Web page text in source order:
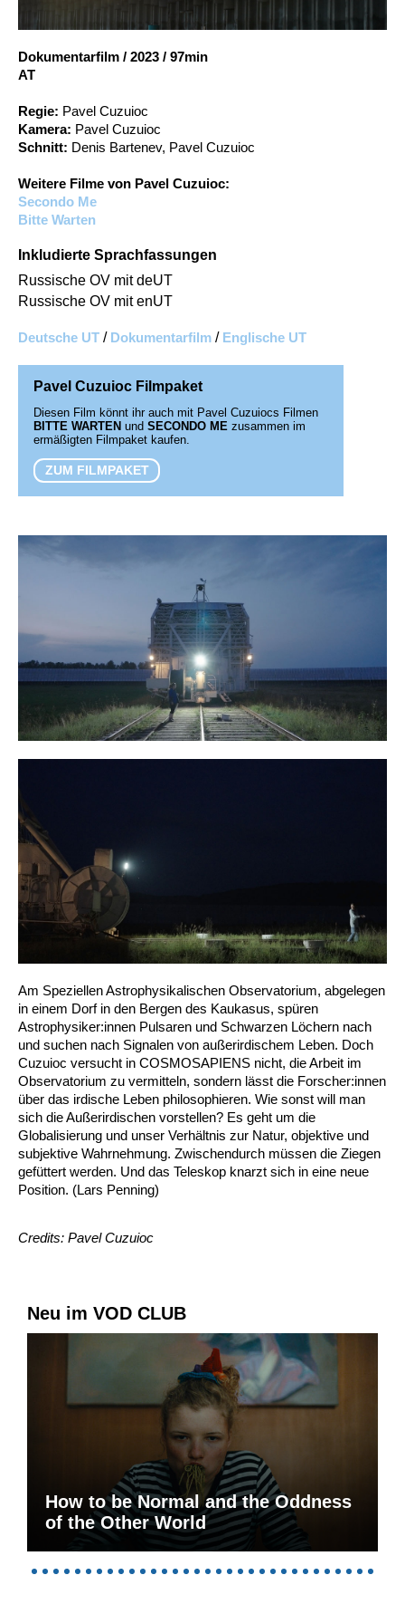
Account
Dokumentarfilm / 2023 / 97min
AT
Regie: Pavel Cuzuioc
Kamera: Pavel Cuzuioc
Schnitt: Denis Bartenev, Pavel Cuzuioc
Weitere Filme von Pavel Cuzuioc:
Secondo Me
Bitte Warten
Inkludierte Sprachfassungen
Russische OV mit deUT
Russische OV mit enUT
Deutsche UT / Dokumentarfilm / Englische UT
Pavel Cuzuioc Filmpaket
Diesen Film könnt ihr auch mit Pavel Cuzuiocs Filmen
BITTE WARTEN und SECONDO ME zusammen im
ermäßigten Filmpaket kaufen.
ZUM FILMPAKET
Am Speziellen Astrophysikalischen Observatorium, abgelegen
in einem Dorf in den Bergen des Kaukasus, spüren
Astrophysiker:innen Pulsaren und Schwarzen Löchern nach
und suchen nach Signalen von außerirdischem Leben. Doch
Cuzuioc versucht in COSMOSAPIENS nicht, die Arbeit im
Observatorium zu vermitteln, sondern lässt die Forscher:innen
über das irdische Leben philosophieren. Wie sonst will man
sich die Außerirdischen vorstellen? Es geht um die
Globalisierung und unser Verhältnis zur Natur, objektive und
subjektive Wahrnehmung. Zwischendurch müssen die Ziegen
gefüttert werden. Und das Teleskop knarzt sich in eine neue
Position. (Lars Penning)
Credits: Pavel Cuzuioc
Neu im VOD CLUB
How to be Normal and the Oddness
of the Other World